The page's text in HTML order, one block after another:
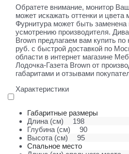
Обратете внимание, монитор
может искажать оттенки и цвета
Фурнитура может быть заменена
усмотрению производителя.
Brown предлагаем вам купить по
руб. с быстрой доставкой по
области в интернет магазине
Лодочка-Газета Brown от
габаритами и отзывами
Характеристики
Габаритные размеры
Длина (см)
198
Глубина (см)
90
Высота (см)
95
Спальное место